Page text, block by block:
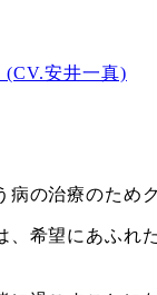
(CV.安井一真)
病の治療のため
、希望にあふれ